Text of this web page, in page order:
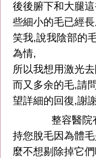
後後腑下和大腿
些細小的毛已經
笑我,說我陰部的
為情,
所以我想用激光
而又多余的毛,請
望詳細的回復,謝
整容醫院
持您脫毛因為體
麼不想剔除掉它